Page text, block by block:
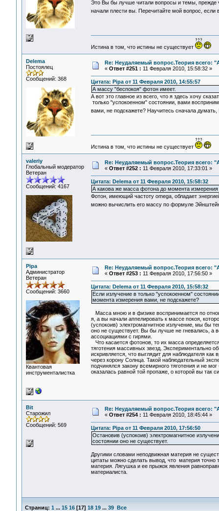
Это Вы бы лучше читали вопросы и темы, прежде
начали плести вы. Перечитайте мой вопрос, если
Истина в том, что истины не существует
Delema
Постоялец
Сообщений: 368
Re: Неудаляемый вопрос.Теория всего:
« Ответ #251 : 11 Февраля 2010, 15:58:32 »
Цитата: Pipa от 11 Февраля 2010, 14:55:57
А массу "беспокоя" фотон имеет.
А вот это главное из всего, что я здесь хочу
только "успокоенном" состоянии, вами
вами, не подскажете? Научитесь сначала
Истина в том, что истины не существует
valeriy
Глобальный модератор
Ветеран
Сообщений: 4167
Re: Неудаляемый вопрос.Теория всего:
« Ответ #252 : 11 Февраля 2010, 17:33:01 »
Цитата: Delema от 11 Февраля 2010, 15:58:32
А какова же масса фотона до момента
Фотон, имеющий частоту omega, обладает
можно вычислить его массу по формуле
Pipa
Администратор
Ветеран
Сообщений: 3660
Квантовая
инструменталистка
Re: Неудаляемый вопрос.Теория всего:
« Ответ #253 : 11 Февраля 2010, 17:56:50 »
Цитата: Delema от 11 Февраля 2010, 15:58:32
Если излучение в только "успокоенном"
момента измерения вами, не подскажете?
Масса мною и в физике воспринимается по
я, а вы начали аппелировать к массе покоя,
(успокоив) электромагнитное излучение, мы бы
оно не существует. Вы бы лучше не гневались, а
ассоциациями с гирями.
Что касается фотонов, то их масса
тяготения массивных звезд. Экспериментально
искривляется, что выглядит для наблюдателя как
через корону Солнца. Такой наблюдательный
подчинялся закону всемирного тяготения и не
оказалась равной той пропаже, о которой вы так
Bit
Старожил
Сообщений: 569
Re: Неудаляемый вопрос.Теория всего:
« Ответ #254 : 11 Февраля 2010, 18:45:44 »
Цитата: Pipa от 11 Февраля 2010, 17:56:50
Остановив (успокоив) электромагнитное
состоянии оно не существует.
Другими словами неподвижная материя не
цитаты можно сделать вывод, что материя точно
материя. Лягушка и ее прыжок явления
материалиста.
Страниц: 1 ... 15 16[17] 18 19 ... 39 Все